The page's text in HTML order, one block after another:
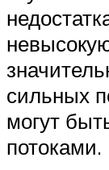
сильных
могут
потоками.